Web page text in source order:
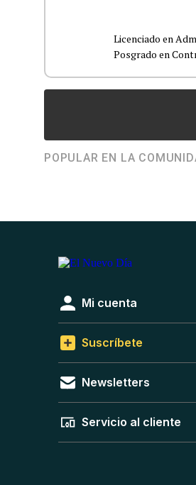
Licenciado en
Posgrado en
POPULAR EN LA
Mi cuenta
Suscríbete
Newsletters
Servicio al cliente